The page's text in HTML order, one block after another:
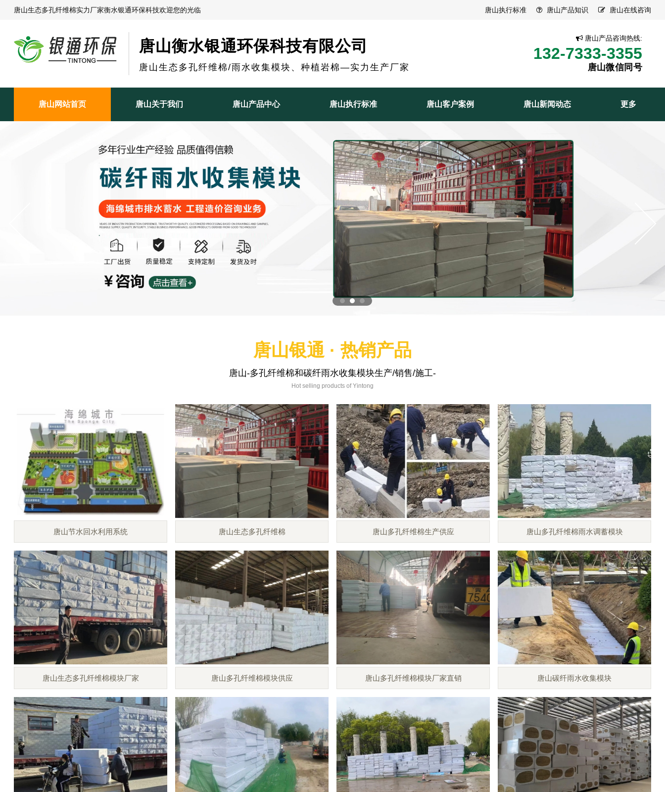
唐山生态多孔纤维棉实力厂家衡水银通环保科技欢迎您的光临 唐山执行标准 唐山产品知识 唐山在线咨询
唐山衡水银通环保科技有限公司
唐山生态多孔纤维棉/雨水收集模块、种植岩棉—实力生产厂家
唐山产品咨询热线:
132-7333-3355
唐山微信同号
唐山网站首页 唐山关于我们 唐山产品中心 唐山执行标准 唐山客户案例 唐山新闻动态 更多
唐山银通 · 热销产品
唐山-多孔纤维棉和碳纤雨水收集模块生产/销售/施工-
Hot selling products of Yintong
唐山节水回水利用系统 唐山生态多孔纤维棉 唐山多孔纤维棉生产供应 唐山多孔纤维棉雨水调蓄模块
唐山生态多孔纤维棉模块厂家 唐山多孔纤维棉模块供应 唐山多孔纤维棉模块厂家直销 唐山碳纤雨水收集模块